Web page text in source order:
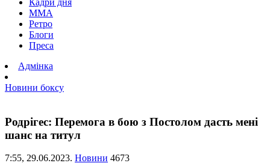
Кадри дня
ММА
Ретро
Блоги
Преса
Адмінка
Новини боксу
Родрігес: Перемога в бою з Постолом дасть мені
шанс на титул
7:55, 29.06.2023. Новини 4673